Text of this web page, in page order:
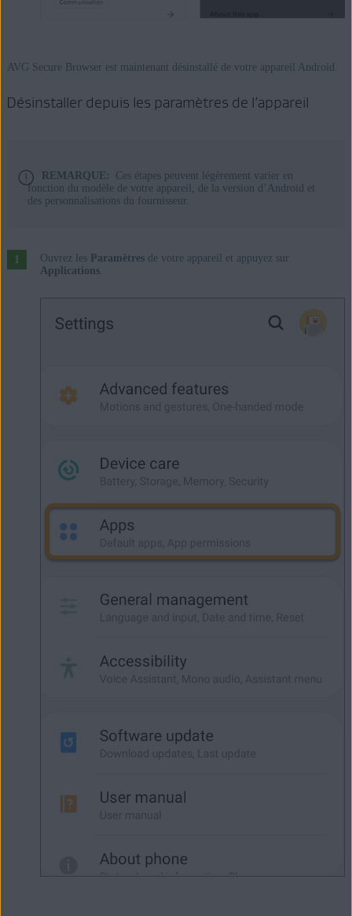
AVG Secure Browser est maintenant désinstallé de votre appareil Android.
Désinstaller depuis les paramètres de l’appareil
REMARQUE:
Ces étapes peuvent légèrement varier en
fonction du modèle de votre appareil, de la version d’Android et
des personnalisations du fournisseur.
Ouvrez les Paramètresde votre appareil et appuyez sur
Applications.